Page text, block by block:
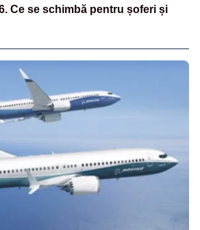
Ce se schimbă pentru șoferi și